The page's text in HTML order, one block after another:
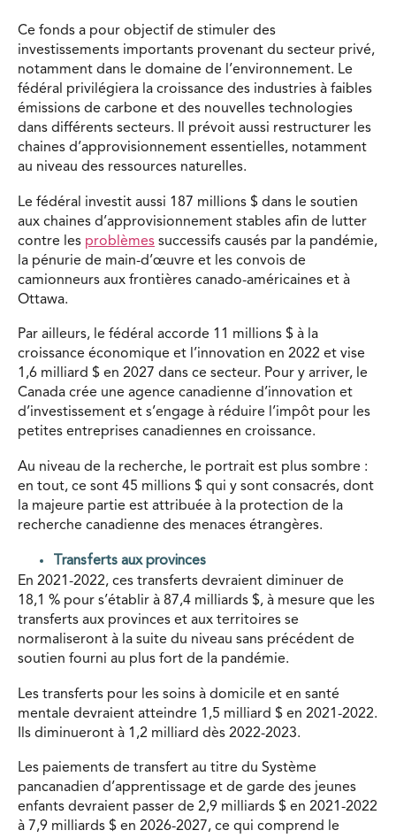
Ce fonds a pour objectif de stimuler des
investissements importants provenant du secteur privé,
notamment dans le domaine de l’environnement. Le
fédéral privilégiera la croissance des industries à faibles
émissions de carbone et des nouvelles technologies
dans différents secteurs. Il prévoit aussi restructurer les
chaines d’approvisionnement essentielles, notamment
au niveau des ressources naturelles.
Le fédéral investit aussi 187 millions $ dans le soutien
aux chaines d’approvisionnement stables afin de lutter
contre les problèmes successifs causés par la pandémie,
la pénurie de main-d’œuvre et les convois de
camionneurs aux frontières canado-américaines et à
Ottawa.
Par ailleurs, le fédéral accorde 11 millions $ à la
croissance économique et l’innovation en 2022 et vise
1,6 milliard $ en 2027 dans ce secteur. Pour y arriver, le
Canada crée une agence canadienne d’innovation et
d’investissement et s’engage à réduire l’impôt pour les
petites entreprises canadiennes en croissance.
Au niveau de la recherche, le portrait est plus sombre :
en tout, ce sont 45 millions $ qui y sont consacrés, dont
la majeure partie est attribuée à la protection de la
recherche canadienne des menaces étrangères.
Transferts aux provinces
En 2021-2022, ces transferts devraient diminuer de
18,1 % pour s’établir à 87,4 milliards $, à mesure que les
transferts aux provinces et aux territoires se
normaliseront à la suite du niveau sans précédent de
soutien fourni au plus fort de la pandémie.
Les transferts pour les soins à domicile et en santé
mentale devraient atteindre 1,5 milliard $ en 2021-2022.
Ils diminueront à 1,2 milliard dès 2022-2023.
Les paiements de transfert au titre du Système
pancanadien d’apprentissage et de garde des jeunes
enfants devraient passer de 2,9 milliards $ en 2021-2022
à 7,9 milliards $ en 2026-2027, ce qui comprend le